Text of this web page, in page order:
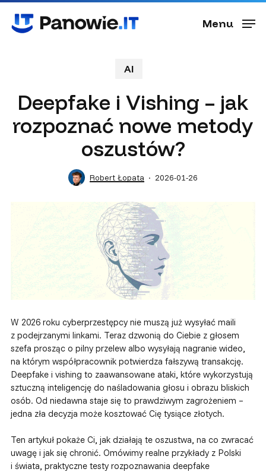
main
Menu
AI
Deepfake i Vishing – jak
rozpoznać nowe metody
oszustów?
Robert Łopata 2026-01-26
W 2026 roku cyberprzestępcy nie muszą już wysyłać maili
z podejrzanymi linkami. Teraz dzwonią do Ciebie z głosem
szefa prosząc o pilny przelew albo wysyłają nagranie wideo,
na którym współpracownik potwierdza fałszywą transakcję.
Deepfake i vishing to zaawansowane ataki, które wykorzystują
sztuczną inteligencję do naśladowania głosu i obrazu bliskich
osób. Od niedawna staje się to prawdziwym zagrożeniem –
jedna zła decyzja może kosztować Cię tysiące złotych.
Ten artykuł pokaże Ci, jak działają te oszustwa, na co zwracać
uwagę i jak się chronić. Omówimy realne przykłady z Polski
i świata, praktyczne testy rozpoznawania deepfake